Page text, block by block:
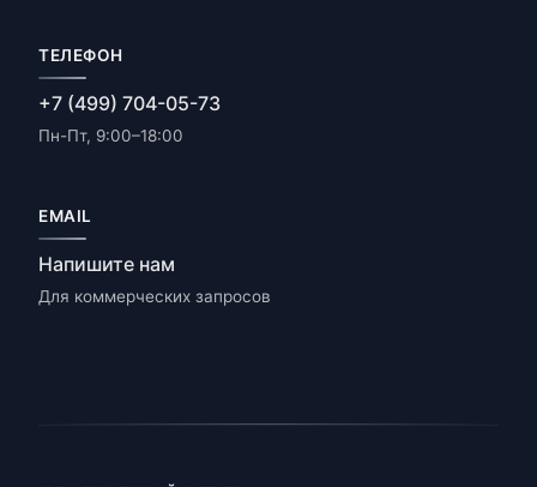
ТЕЛЕФОН
+7 (499) 704-05-73
Пн-Пт, 9:00–18:00
EMAIL
Напишите нам
Для коммерческих запросов